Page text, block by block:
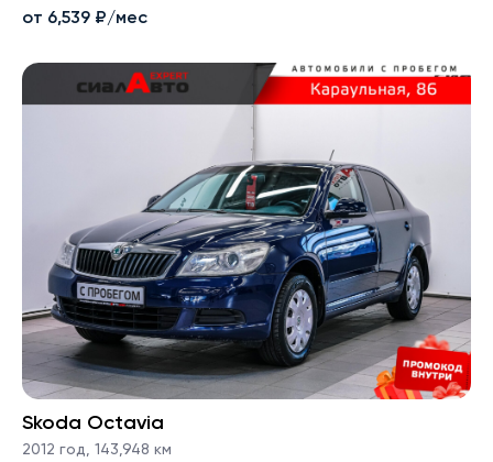
от 6,539 ₽/мес
Skoda Octavia
2012 год, 143,948 км